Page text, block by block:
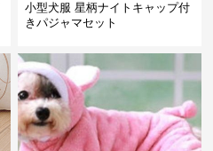
小型犬服 星柄ナイトキャップ付
きパジャマセット